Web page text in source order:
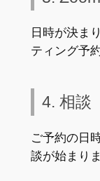
日時が決ま
ティング予
4. 相談
ご予約の日
談が始まりま